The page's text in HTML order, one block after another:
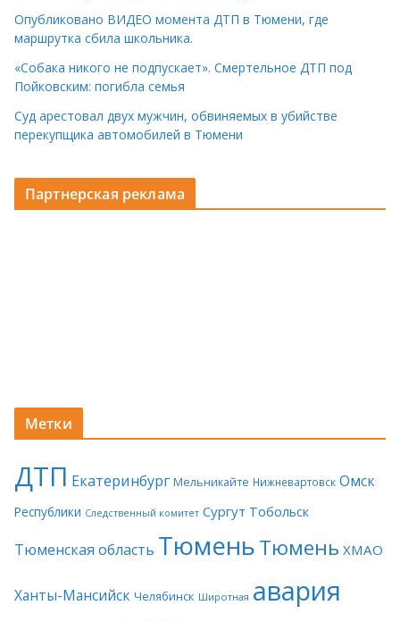
Опубликовано ВИДЕО момента ДТП в Тюмени, где
маршрутка сбила школьника.
«Собака никого не подпускает». Смертельное ДТП под
Пойковским: погибла семья
Суд арестовал двух мужчин, обвиняемых в убийстве
перекупщика автомобилей в Тюмени
Партнерская реклама
Метки
ДТП Екатеринбург Мельникайте Нижневартовск Омск
Республики Следственный комитет Сургут Тобольск
Тюменская область ТюменьТюмень ХМАО
Ханты-Мансийск Челябинск Широтная авария